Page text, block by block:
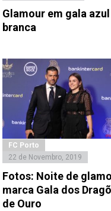
Glamour em gala
branca
FC Porto
22 de Novembro, 2019
Fotos: Noite de
marca Gala dos
de Ouro